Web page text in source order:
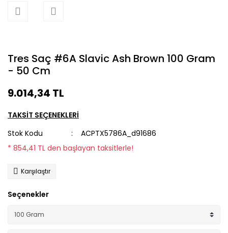
Tres Saç #6A Slavic Ash Brown 100 Gram
- 50 Cm
9.014,34 TL
TAKSİT SEÇENEKLERİ
Stok Kodu
ACPTX5786A_d91686
* 854,41 TL den başlayan taksitlerle!
Karşılaştır
Seçenekler